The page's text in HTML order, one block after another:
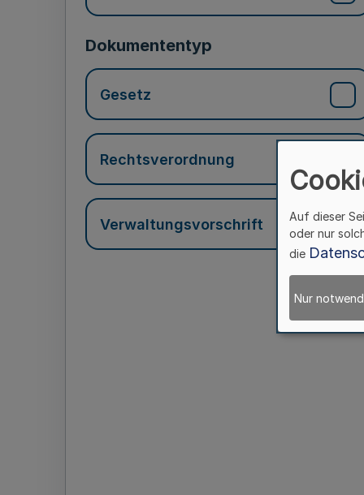
Dokumententyp
Gesetz
Rechtsverordnung
Verwaltungsvorschrift
Auf dieser
oder nur
die
Nur